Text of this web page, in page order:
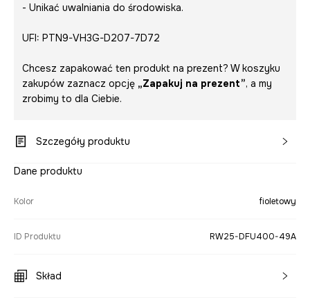
- Unikać uwalniania do środowiska.
UFI: PTN9-VH3G-D207-7D72
Chcesz zapakować ten produkt na prezent? W koszyku
zakupów zaznacz opcję „Zapakuj na prezent”, a my
zrobimy to dla Ciebie.
Szczegóły produktu
Dane produktu
Kolor fioletowy
ID Produktu RW25-DFU400-49A
Skład